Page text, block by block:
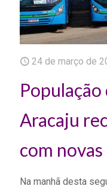
24 de março de
Aracaju
com
Na manhã desta